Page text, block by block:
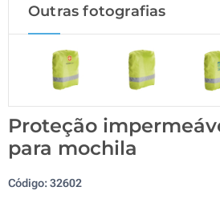
Outras fotografias
Proteção
para mochila
Código:32602